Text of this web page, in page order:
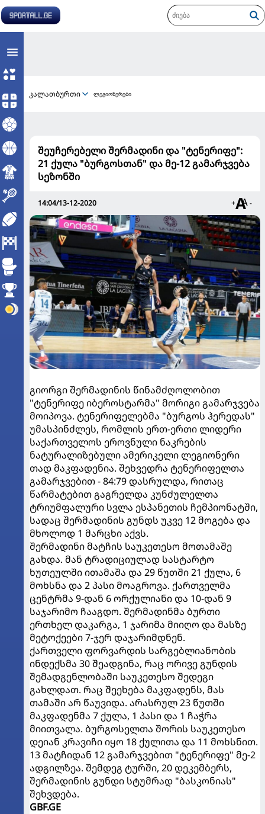
კალათბურთი ლეგიონერები
შეუჩერებელი შერმადინი და "ტენერიფე":
21 ქულა "ბურგოსთან" და მე-12 გამარჯვება
სეზონში
14:04/13-12-2020 + -
გიორგი შერმადინის წინამძღოლობით
"ტენერიფე იბეროსტარმა" მორიგი გამარჯვება
მოიპოვა. ტენერიფელებმა "ბურგოს ჰერედას"
უმასპინძლეს, რომლის ერთ-ერთი ლიდერი
საქართველოს ეროვნული ნაკრების
ნატურალიზებული ამერიკელი ლეგიონერი
თად მაკფადენია. შეხვედრა ტენერიფელთა
გამარჯვებით - 84:79 დასრულდა, რითაც
წარმატებით გაგრელდა კუნძულელთა
ტრიუმფალური სვლა ესპანეთის ჩემპიონატში,
სადაც შერმადინის გუნდს უკვე 12 მოგება და
მხოლოდ 1 მარცხი აქვს.
შერმადინი მატჩის საუკეთესო მოთამაშე
გახდა. მან ტრადიციულად სასტარტო
ხუთეულში ითამაშა და 29 წუთში 21 ქულა, 6
მოხსნა და 2 პასი მოაგროვა. ქართველმა
ცენტრმა 9-დან 6 ორქულიანი და 10-დან 9
საჯარიმო ჩააგდო. შერმადინმა ბურთი
ერთხელ დაკარგა, 1 ჯარიმა მიიღო და მასზე
მეტოქეები 7-ჯერ დაჯარიმდნენ.
ქართველი ფორვარდის სარგებლიანობის
ინდექსმა 30 შეადგინა, რაც ორივე გუნდის
შემადგენლობაში საუკეთესო შედეგი
გახლდათ. რაც შეეხება მაკფადენს, მას
თამაში არ წაუვიდა. არასრულ 23 წუთში
მაკფადენმა 7 ქულა, 1 პასი და 1 ჩაჭრა
მიითვალა. ბურგოსელთა შორის საუკეთესო
დეიან კრავიჩი იყო 18 ქულითა და 11 მოხსნით.
13 მატჩიდან 12 გამარჯვებით "ტენერიფე" მე-2
ადგილზეა. შემდეგ ტურში, 20 დეკემბერს,
შერმადინის გუნდი სტუმრად "ბასკონიას"
შეხვდება.
GBF.GE